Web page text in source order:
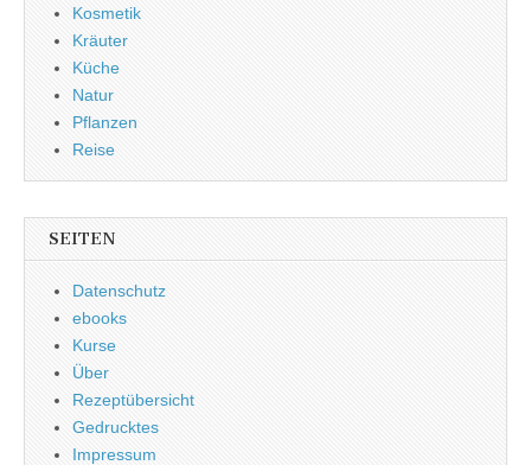
Kosmetik
Kräuter
Küche
Natur
Pflanzen
Reise
SEITEN
Datenschutz
ebooks
Kurse
Über
Rezeptübersicht
Gedrucktes
Impressum